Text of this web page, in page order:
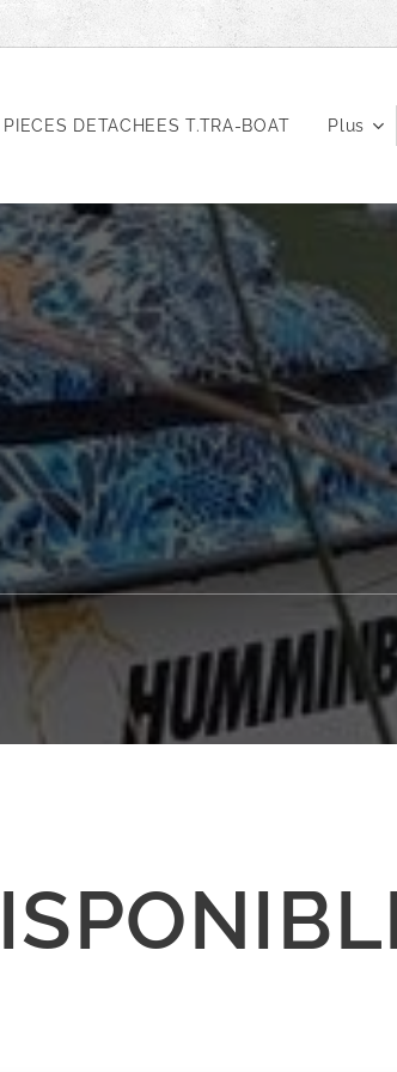
PIECES DETACHEES T.TRA-BOAT Plus